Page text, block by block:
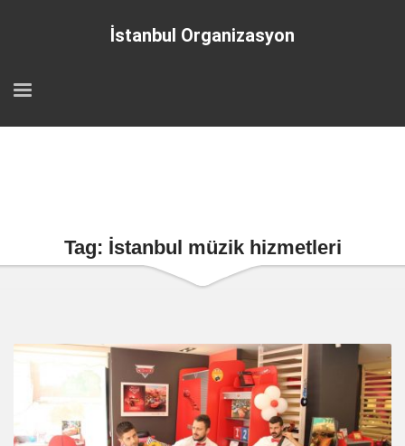
İstanbul Organizasyon
Tag: İstanbul müzik hizmetleri